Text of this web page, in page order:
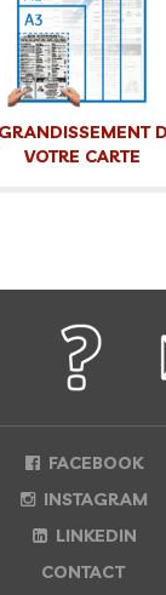
VOTRE CARTE
FACEBOOK
INSTAGRAM
LINKEDIN
CONTACT